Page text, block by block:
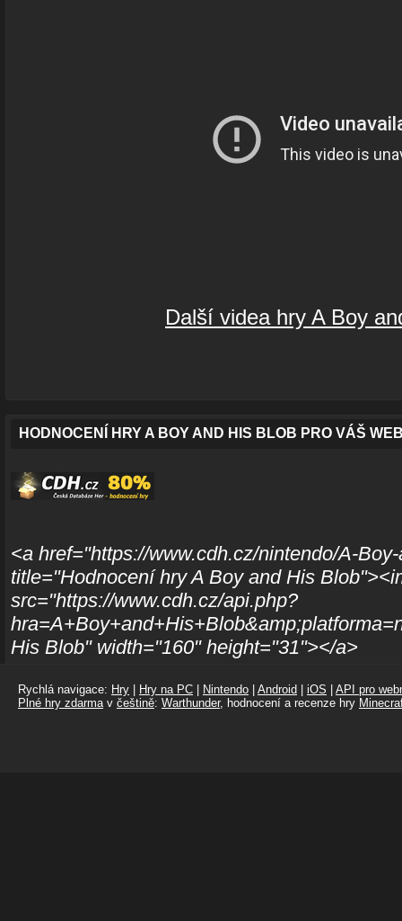
Další videa hry A Boy
HODNOCENÍ HRY A BOY AND HIS BLOB PRO VÁŠ
<a href="https://www.cdh.cz/nintendo/A-
title="Hodnocení hry A Boy and His
src="https://www.cdh.cz/api.php?
His Blob" width="160" height="31"></a>
Rychlá navigace: Hry Hry na PC Nintendo Android iOS
API pro
Plné hry zdarmav češtině: Warthunder, hodnocení a recenze hry